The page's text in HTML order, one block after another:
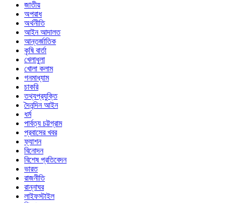
জাতীয়
অপরাধ
অর্থনীতি
আইন আদালত
আন্তর্জাতিক
কৃষি বার্তা
খেলাধুলা
খোলা কলাম
গনমাধ্যাম
চাকরি
তথ্যপ্রযুক্তি
দৈনন্দিন আইন
ধর্ম
পার্বত্য চট্টগ্রাম
প্রবাসের খবর
ফ্যাশন
বিনোদন
বিশেষ প্রতিবেদন
ভারত
রাজনীতি
রান্নাঘর
লাইফস্টাইল